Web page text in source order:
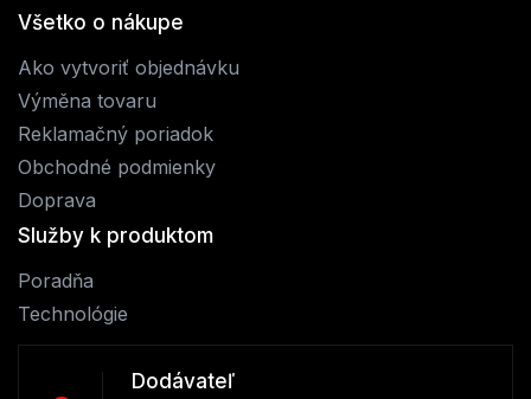
Všetko o nákupe
Ako vytvoriť objednávku
Výměna tovaru
Reklamačný poriadok
Obchodné podmienky
Doprava
Služby k produktom
Poradňa
Technológie
Dodávateľ